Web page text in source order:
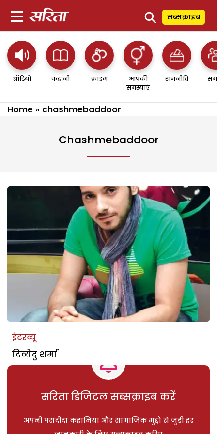
⚲ सब्सक्राइब
ऑडियो कहानी क्राइम
आपकी
समस्याएं
राजनीति
Home » chashmebaddoor
Chashmebaddoor
इंटरव्यू
दिव्येंदु शर्मा
सरिता डिजिटल सब्सक्राइब करें
अपनी पसंदीदा कहानियां और सामाजिक मुद्दों से जुड़ी हर